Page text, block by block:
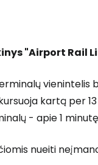
"Airport Rail
kartą per
- apie 1
nueiti